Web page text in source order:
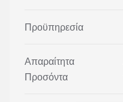
Προϋπηρεσία
Απαραίτητα
Προσόντα